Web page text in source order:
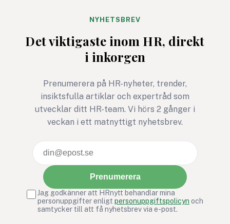
starkare när de en dag står
handen.
NYHETSBREV
Det viktigaste inom HR, direkt
i inkorgen
Prenumerera på HR-nyheter, trender,
insiktsfulla artiklar och expertråd som
utvecklar ditt HR-team. Vi hörs 2 gånger i
veckan i ett matnyttigt nyhetsbrev.
Prenumerera
Jag godkänner att HRnytt behandlar mina
personuppgifter enligt personuppgiftspolicyn och
samtycker till att få nyhetsbrev via e-post.